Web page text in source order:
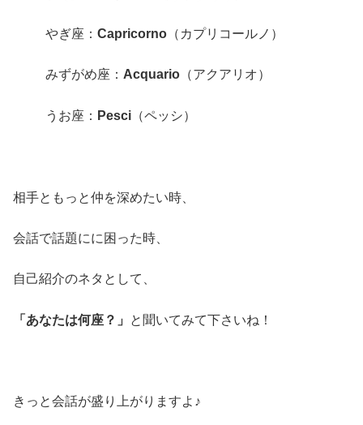
やぎ座： Capricorno （カプリコールノ）
みずがめ座： Acquario （アクアリオ）
うお座： Pesci （ペッシ）
相手ともっと仲を深めたい時、
会話で話題にに困った時、
自己紹介のネタとして、
「あなたは何座？」 と聞いてみて下さいね！
きっと会話が盛り上がりますよ♪